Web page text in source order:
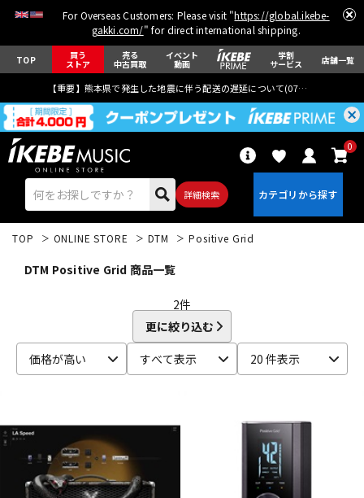
For Overseas Customers: Please visit "https://global.ikebe-
gakki.com/" for direct international shipping.
TOP 買う
ストア
売る
中古買取
イベント
動画
学割
サービス 店舗一覧
【重要】熊本県で発生した地震に伴う配送の遅延について(07月29日
詳細検索
0
ドラム パーカッション
TOP ONLINE STORE DTM Positive Grid
DTM Positive Grid 商品一覧
2件
更に絞り込む
価格が高い
すべて表示 20 件表示